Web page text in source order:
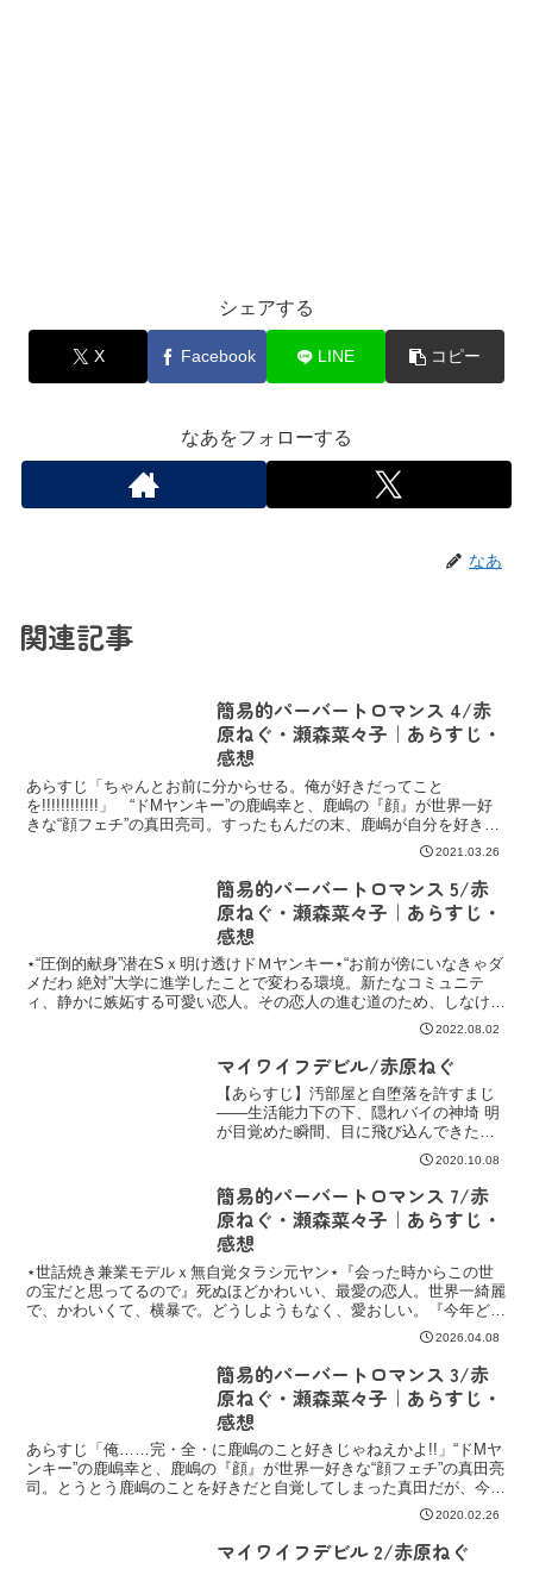
シェアする
X Facebook LINE コピー
なあをフォローする
なあ
関連記事
簡易的パーバートロマンス 4/赤
原ねぐ・瀬森菜々子｜あらすじ・
感想
あらすじ「ちゃんとお前に分からせる。俺が好きだってこと
を!!!!!!!!!!!!」 “ドMヤンキー”の鹿嶋幸と、鹿嶋の『顔』が世界一好
きな“顔フェチ”の真田亮司。すったもんだの末、鹿嶋が自分を好きで
2021.03.26
簡易的パーバートロマンス 5/赤
原ねぐ・瀬森菜々子｜あらすじ・
感想
⋆“圧倒的献身”潜在Sｘ明け透けドＭヤンキー⋆“お前が傍にいなきゃダ
メだわ 絶対”大学に進学したことで変わる環境。新たなコミュニテ
ィ、静かに嫉妬する可愛い恋人。その恋人の進む道のため、しなけれ
2022.08.02
マイワイフデビル/赤原ねぐ
【あらすじ】汚部屋と自堕落を許すまじ
――生活能力下の下、隠れバイの神埼 明
が目覚めた瞬間、目に飛び込んできたの
は新しく職場に入った鬼村龍雄の強面。
どうやら初対面の龍雄に、寝ぼけたまま
ベロチュ―をかましてしまったらし
い…！気まずい出勤だったが...
2020.10.08
簡易的パーバートロマンス 7/赤
原ねぐ・瀬森菜々子｜あらすじ・
感想
⋆世話焼き兼業モデルｘ無自覚タラシ元ヤン⋆『会った時からこの世
の宝だと思ってるので』死ぬほどかわいい、最愛の恋人。世界一綺麗
で、かわいくて、横暴で。どうしようもなく、愛おしい。『今年どこ
ろか一生よろしく』/やっぱりさなかし可愛い…っていうか…2026.04.08
簡易的パーバートロマンス 3/赤
原ねぐ・瀬森菜々子｜あらすじ・
感想
あらすじ「俺……完・全・に鹿嶋のこと好きじゃねえかよ!!」“ドMヤ
ンキー”の鹿嶋幸と、鹿嶋の『顔』が世界一好きな“顔フェチ”の真田亮
司。とうとう鹿嶋のことを好きだと自覚してしまった真田だが、今の
2020.02.26
マイワイフデビル 2/赤原ねぐ